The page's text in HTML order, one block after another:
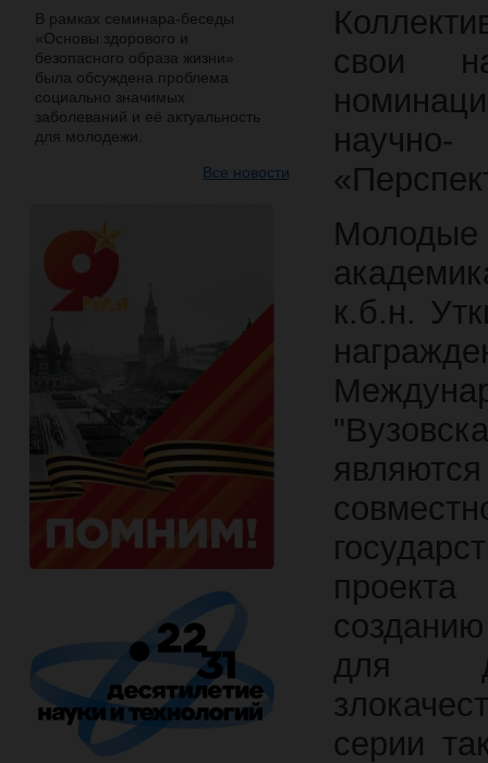
В рамках семинара-беседы
«Основы здорового и
безопасного образа жизни»
была обсуждена проблема
социально значимых
заболеваний и её актуальность
для молодежи.
Все новости
свои
к.б.н.
для
серии